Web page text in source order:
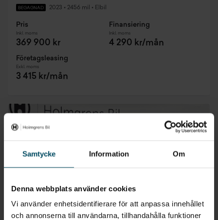
Samtycke Information Om
Denna webbplats använder cookies
Vi använder enhetsidentifierare för att anpassa innehållet
och annonserna till användarna, tillhandahålla funktioner
BEGAGNAD 2023 • 2456 mil • Elbil
Pris
Inkl. moms
369 900 kr
Finansiering
Inkl. moms
4 290 kr/mån
Företagsleasing
Exkl. moms
3 415 kr/mån